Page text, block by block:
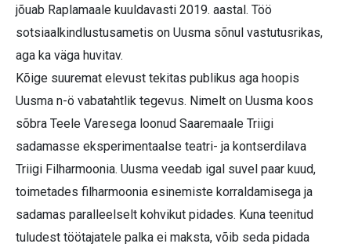
jõuab Raplamaale kuuldavasti 2019. aastal. Töö
sotsiaalkindlustusametis on Uusma sõnul vastutusrikas,
aga ka väga huvitav.
Kõige suuremat elevust tekitas publikus aga hoopis
Uusma n-ö vabatahtlik tegevus. Nimelt on Uusma koos
sõbra Teele Varesega loonud Saaremaale Triigi
sadamasse eksperimentaalse teatri- ja kontserdilava
Triigi Filharmoonia. Uusma veedab igal suvel paar kuud,
toimetades filharmoonia esinemiste korraldamisega ja
sadamas paralleelselt kohvikut pidades. Kuna teenitud
tuludest töötajatele palka ei maksta, võib seda pidada